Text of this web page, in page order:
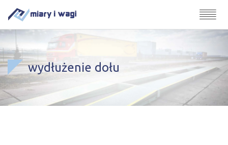
wydłużenie dołu